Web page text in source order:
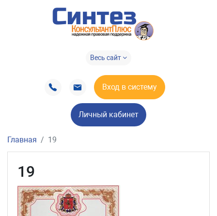
Весь сайт
Вход в систему
Личный кабинет
Главная 19
19